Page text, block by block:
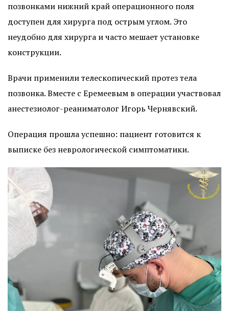
позвонками нижний край операционного поля
доступен для хирурга под острым углом. Это
неудобно для хирурга и часто мешает установке
конструкции.
Врачи применили телескопический протез тела
позвонка. Вместе с Еремеевым в операции участвовал
анестезиолог-реаниматолог Игорь Чернявский.
Операция прошла успешно: пациент готовится к
выписке без неврологической симптоматики.